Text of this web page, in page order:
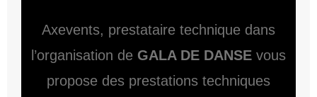
Devis
Axevents, prestataire technique dans
l’organisation de GALA DE DANSE vous
propose des prestations techniques